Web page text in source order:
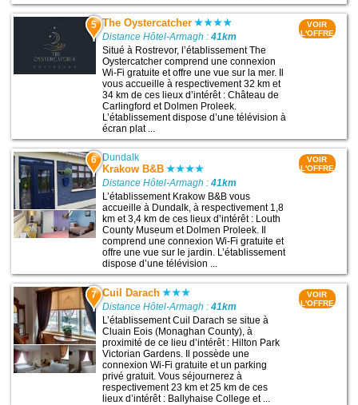
5 The Oystercatcher
Distance Hôtel-Armagh :41km
Situé à Rostrevor, l’établissement The
Oystercatcher comprend une connexion
Wi-Fi gratuite et offre une vue sur la mer. Il
vous accueille à respectivement 32 km et
34 km de ces lieux d’intérêt : Château de
Carlingford et Dolmen Proleek.
L’établissement dispose d’une télévision à
écran plat ...
VOIR
L'OFFRE
6 Dundalk
Krakow B&B
Distance Hôtel-Armagh :41km
L’établissement Krakow B&B vous
accueille à Dundalk, à respectivement 1,8
km et 3,4 km de ces lieux d’intérêt : Louth
County Museum et Dolmen Proleek. Il
comprend une connexion Wi-Fi gratuite et
offre une vue sur le jardin. L’établissement
dispose d’une télévision ...
VOIR
L'OFFRE
7 Cuil Darach
Distance Hôtel-Armagh :41km
L’établissement Cuil Darach se situe à
Cluain Eois (Monaghan County), à
proximité de ce lieu d’intérêt : Hilton Park
Victorian Gardens. Il possède une
connexion Wi-Fi gratuite et un parking
privé gratuit. Vous séjournerez à
respectivement 23 km et 25 km de ces
lieux d’intérêt : Ballyhaise College et ...
VOIR
L'OFFRE